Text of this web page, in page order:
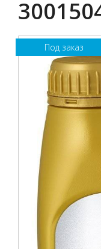
Под заказ